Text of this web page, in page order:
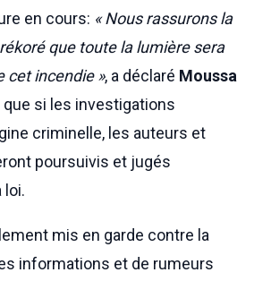
en cours: « Nous rassurons la
que toute la lumière sera
cet incendie », a déclaré Moussa
que si les investigations
criminelle, les auteurs et
poursuivis et jugés
loi.
mis en garde contre la
informations et de rumeurs